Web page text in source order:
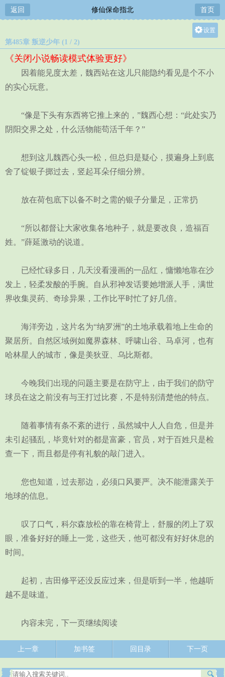
返回 修仙保命指北 首页
设置
中
第485章 叛逆少年 (1 / 2)
《关闭小说畅读模式体验更好》
因着能见度太差，魏西站在这儿只能隐约看见是个不小
的实心玩意。
“像是下头有东西将它推上来的，”魏西心想：“此处实乃
阴阳交界之处，什么活物能苟活千年？”
想到这儿魏西心头一松，但总归是疑心，摸遍身上到底
舍了锭银子掷过去，竖起耳朵仔细分辨。
放在荷包底下以备不时之需的银子分量足，正常扔
“所以都督让大家收集各地种子，就是要改良，造福百
姓。”薛延激动的说道。
已经忙碌多日，几天没看漫画的一品红，慵懒地靠在沙
发上，轻柔发酸的手腕。自从邪神发话要她增派人手，满世
界收集灵药、奇珍异果，工作比平时忙了好几倍。
海洋旁边，这片名为“纳罗洲”的土地承载着地上生命的
聚居所。自然区域例如魔界森林、呼啸山谷、马卓河，也有
哈林星人的城市，像是美狄亚、乌比斯都。
今晚我们出现的问题主要是在防守上，由于我们的防守
球员在这之前没有与王打过比赛，不是特别清楚他的特点。
随着事情有条不紊的进行，虽然城中人人自危，但是并
未引起骚乱，毕竟针对的都是富豪，官员，对于百姓只是检
查一下，而且都是停有礼貌的敲门进入。
您也知道，过去那边，必须口风要严。决不能泄露关于
地球的信息。
叹了口气，科尔森放松的靠在椅背上，舒服的闭上了双
眼，准备好好的睡上一觉，这些天，他可都没有好好休息的
时间。
起初，吉田修平还没反应过来，但是听到一半，他越听
越不是味道。
内容未完，下一页继续阅读
上一章 加书签 回目录 下一页